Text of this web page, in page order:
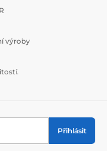
výroby
Přihlásit